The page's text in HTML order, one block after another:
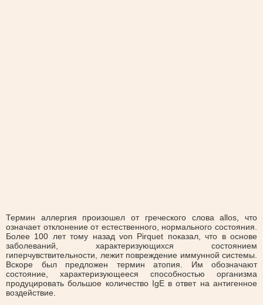
Термин аллергия произошел от греческого слова allos, что
означает отклонение от естественного, нормального состояния.
Более 100 лет тому назад von Pirquet показал, что в основе
заболеваний, характеризующихся состоянием
гиперчувствительности, лежит повреждение иммунной системы.
Вскоре был предложен термин атопия. Им обозначают
состояние, характеризующееся способностью организма
продуцировать большое количество IgE в ответ на антигенное
воздействие.